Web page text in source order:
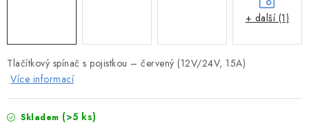
VODNÍ SKŮTRY
KATAMARÁNY - PONTON BOAT
Tlačítkový spínač s pojistkou – červený (12V/24V, 15A)
Více informací
Skladem (>5 ks)
+ další (1)